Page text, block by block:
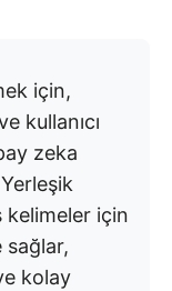
için,
kullanıcı
zeka
kelimeler için
sağlar,
kolay